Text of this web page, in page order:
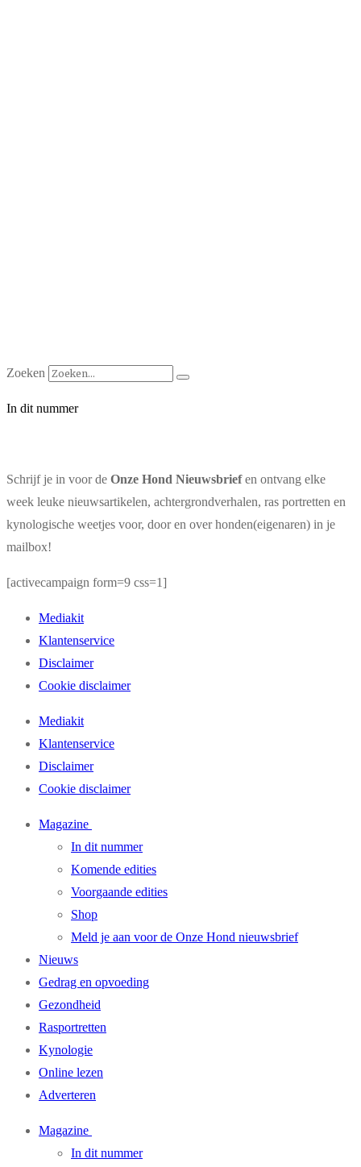
Zoeken
In dit nummer
Schrijf je in voor de Onze Hond Nieuwsbriefen ontvang elke
week leuke nieuwsartikelen, achtergrondverhalen, ras portretten en
kynologische weetjes voor, door en over honden(eigenaren) in je
mailbox!
[activecampaign form=9 css=1]
Mediakit
Klantenservice
Disclaimer
Cookie disclaimer
Mediakit
Klantenservice
Disclaimer
Cookie disclaimer
Magazine
In dit nummer
Komende edities
Voorgaande edities
Shop
Meld je aan voor de Onze Hond nieuwsbrief
Nieuws
Gedrag en opvoeding
Gezondheid
Rasportretten
Kynologie
Online lezen
Adverteren
Magazine
In dit nummer